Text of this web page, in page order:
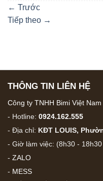
← Trước
Tiếp theo →
THÔNG TIN LIÊN HỆ
Công ty TNHH Bimi Việt Nam
- Hotline: 0924.162.555
- Địa chỉ: KĐT LOUIS,
- Giờ làm việc: (8h30 -
- ZALO
- MESS